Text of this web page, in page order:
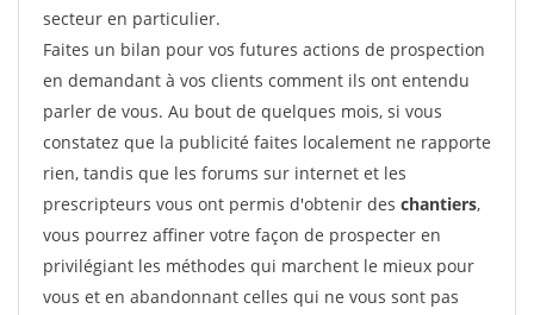
secteur en particulier.
Faites un bilan pour vos futures actions de prospection
en demandant à vos clients comment ils ont entendu
parler de vous. Au bout de quelques mois, si vous
constatez que la publicité faites localement ne rapporte
rien, tandis que les forums sur internet et les
prescripteurs vous ont permis d'obtenir des chantiers,
vous pourrez affiner votre façon de prospecter en
privilégiant les méthodes qui marchent le mieux pour
vous et en abandonnant celles qui ne vous sont pas